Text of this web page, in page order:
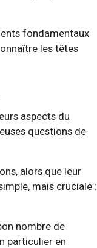
fondamentaux
les têtes
aspects du
questions de
alors que leur
mais cruciale :
nombre de
particulier en